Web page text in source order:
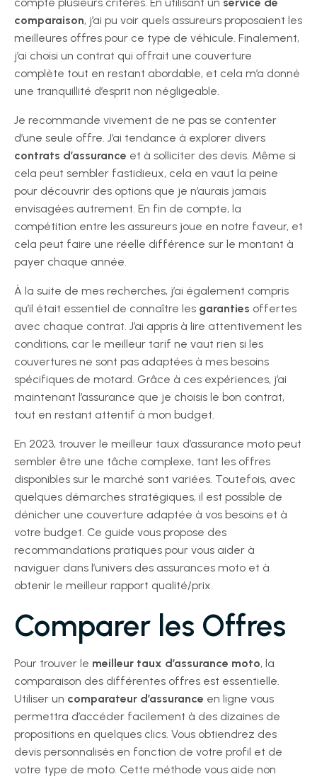
comparaison, j’ai pu voir quels assureurs proposaient les
meilleures offres pour ce type de véhicule. Finalement,
j’ai choisi un contrat qui offrait une couverture
complète tout en restant abordable, et cela m’a donné
une tranquillité d’esprit non négligeable.
Je recommande vivement de ne pas se contenter
d’une seule offre. J’ai tendance à explorer divers
contrats d’assurance et à solliciter des devis. Même si
cela peut sembler fastidieux, cela en vaut la peine
pour découvrir des options que je n’aurais jamais
envisagées autrement. En fin de compte, la
compétition entre les assureurs joue en notre faveur, et
cela peut faire une réelle différence sur le montant à
payer chaque année.
À la suite de mes recherches, j’ai également compris
qu’il était essentiel de connaître les garanties offertes
avec chaque contrat. J’ai appris à lire attentivement les
conditions, car le meilleur tarif ne vaut rien si les
couvertures ne sont pas adaptées à mes besoins
spécifiques de motard. Grâce à ces expériences, j’ai
maintenant l’assurance que je choisis le bon contrat,
tout en restant attentif à mon budget.
En 2023, trouver le meilleur taux d’assurance moto peut
sembler être une tâche complexe, tant les offres
disponibles sur le marché sont variées. Toutefois, avec
quelques démarches stratégiques, il est possible de
dénicher une couverture adaptée à vos besoins et à
votre budget. Ce guide vous propose des
recommandations pratiques pour vous aider à
naviguer dans l’univers des assurances moto et à
obtenir le meilleur rapport qualité/prix.
Comparer les Offres
Pour trouver le meilleur taux d’assurance moto, la
comparaison des différentes offres est essentielle.
Utiliser un comparateur d’assurance en ligne vous
permettra d’accéder facilement à des dizaines de
propositions en quelques clics. Vous obtiendrez des
devis personnalisés en fonction de votre profil et de
votre type de moto. Cette méthode vous aide non